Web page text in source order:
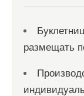
м
размещать